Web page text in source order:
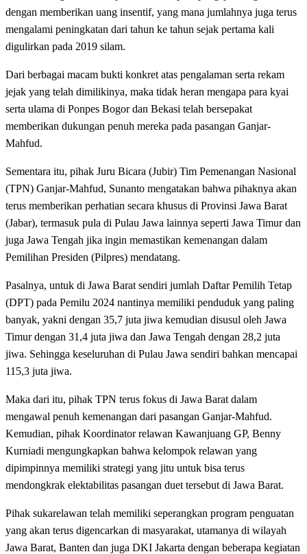
dengan memberikan uang insentif, yang mana jumlahnya juga terus
mengalami peningkatan dari tahun ke tahun sejak pertama kali
digulirkan pada 2019 silam.
Dari berbagai macam bukti konkret atas pengalaman serta rekam
jejak yang telah dimilikinya, maka tidak heran mengapa para kyai
serta ulama di Ponpes Bogor dan Bekasi telah bersepakat
memberikan dukungan penuh mereka pada pasangan Ganjar-
Mahfud.
Sementara itu, pihak Juru Bicara (Jubir) Tim Pemenangan Nasional
(TPN) Ganjar-Mahfud, Sunanto mengatakan bahwa pihaknya akan
terus memberikan perhatian secara khusus di Provinsi Jawa Barat
(Jabar), termasuk pula di Pulau Jawa lainnya seperti Jawa Timur dan
juga Jawa Tengah jika ingin memastikan kemenangan dalam
Pemilihan Presiden (Pilpres) mendatang.
Pasalnya, untuk di Jawa Barat sendiri jumlah Daftar Pemilih Tetap
(DPT) pada Pemilu 2024 nantinya memiliki penduduk yang paling
banyak, yakni dengan 35,7 juta jiwa kemudian disusul oleh Jawa
Timur dengan 31,4 juta jiwa dan Jawa Tengah dengan 28,2 juta
jiwa. Sehingga keseluruhan di Pulau Jawa sendiri bahkan mencapai
115,3 juta jiwa.
Maka dari itu, pihak TPN terus fokus di Jawa Barat dalam
mengawal penuh kemenangan dari pasangan Ganjar-Mahfud.
Kemudian, pihak Koordinator relawan Kawanjuang GP, Benny
Kurniadi mengungkapkan bahwa kelompok relawan yang
dipimpinnya memiliki strategi yang jitu untuk bisa terus
mendongkrak elektabilitas pasangan duet tersebut di Jawa Barat.
Pihak sukarelawan telah memiliki seperangkan program penguatan
yang akan terus digencarkan di masyarakat, utamanya di wilayah
Jawa Barat, Banten dan juga DKI Jakarta dengan beberapa kegiatan